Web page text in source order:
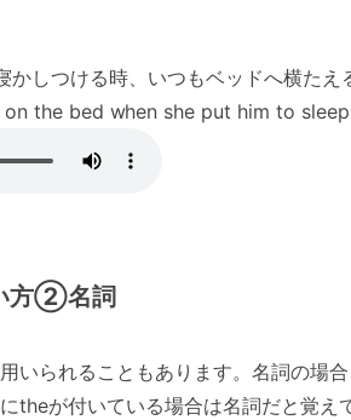
しつける時、いつもベッドへ横たえ
the bed when she put him to
方②名詞
いられることもあります。名詞の場
theが付いている場合は名詞だと覚え